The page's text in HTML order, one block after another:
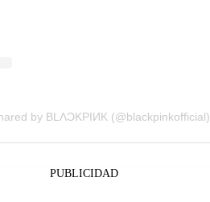
by BLΛƆKPIИK (@blackpinkofficial)
PUBLICIDAD